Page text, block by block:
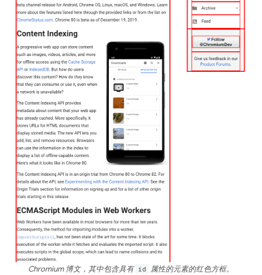
Chromium 博文，其中包含具有 id 属性的元素的红色方框。